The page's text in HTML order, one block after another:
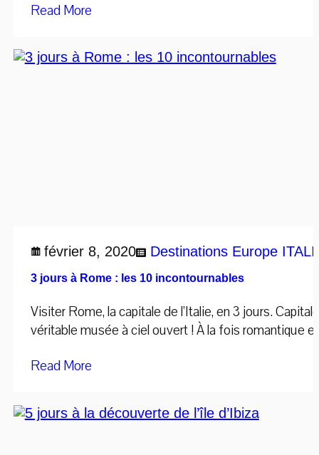
Read More
février 8, 2020 Destinations Europe
3 jours à Rome : les 10 incontournables
Visiter Rome, la capitale de l’Italie, en 3 jours.
véritable musée à ciel ouvert ! À la fois romantique
Read More